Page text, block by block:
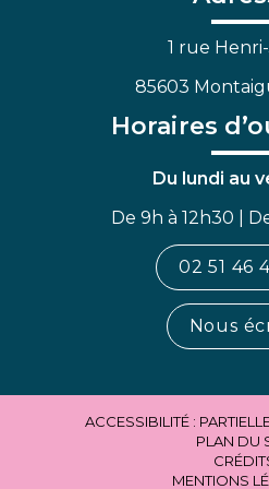
1 rue
85603
Horaires
Du lundi au
De 9h à 12h30 |
02 51 46
Nous
ACCESSIBILITÉ :
PLAN DU
MENTIONS